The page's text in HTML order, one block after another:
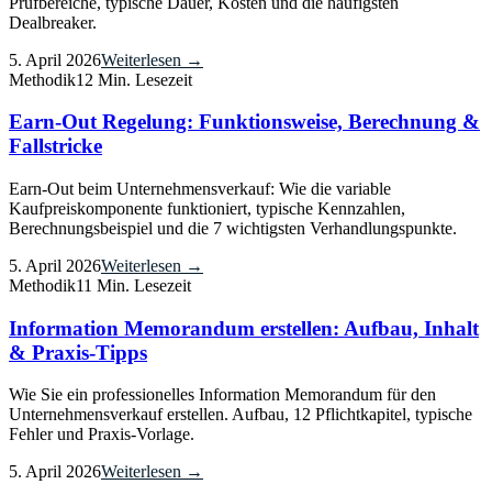
Dealbreaker.
5. April 2026Weiterlesen →
Methodik12 Min. Lesezeit
Earn-Out Regelung: Funktionsweise, Berechnung &
Fallstricke
Earn-Out beim Unternehmensverkauf: Wie die variable
Kaufpreiskomponente funktioniert, typische Kennzahlen,
Berechnungsbeispiel und die 7 wichtigsten Verhandlungspunkte.
5. April 2026Weiterlesen →
Methodik11 Min. Lesezeit
Information Memorandum erstellen: Aufbau, Inhalt
& Praxis-Tipps
Wie Sie ein professionelles Information Memorandum für den
Unternehmensverkauf erstellen. Aufbau, 12 Pflichtkapitel, typische
Fehler und Praxis-Vorlage.
5. April 2026Weiterlesen →